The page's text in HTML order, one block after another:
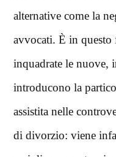
alternative come la
avvocati. È in questo
inquadrate le nuove,
introducono la
assistita nelle
di divorzio: viene